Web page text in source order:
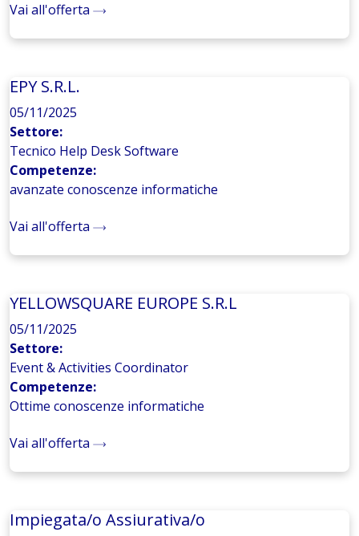
Vai all'offerta
EPY S.R.L.
05/11/2025
Settore:
Tecnico Help Desk Software
Competenze:
avanzate conoscenze informatiche
Vai all'offerta
YELLOWSQUARE EUROPE S.R.L
05/11/2025
Settore:
Event & Activities Coordinator
Competenze:
Ottime conoscenze informatiche
Vai all'offerta
Impiegata/o Assiurativa/o